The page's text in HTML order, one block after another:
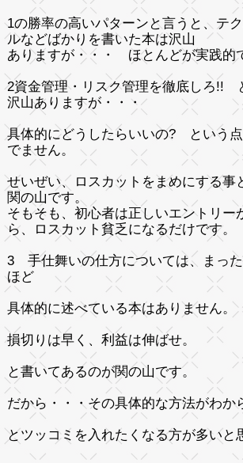
1の勝率の高いパターンと言うと、テ
ルなどばかりを書いた本は沢山
ありますが・・・ ほとんどが実践的
2資金管理・リスク管理を徹底しろ!!
沢山ありますが・・・
具体的にどうしたらいいの? という
でません。
せいぜい、ロスカットをまめにする事
関の山です。
そもそも、初心者は正しいエントリー
ら、ロスカット貧乏になるだけです。
3 手仕舞いの仕方については、まっ
ほど
具体的に述べている本はありません。
損切りは早く、利益は伸ばせ。
と書いてあるのが関の山です。
だから・・・その具体的な方法がわか
とツッコミを入れたくなる方が多いと